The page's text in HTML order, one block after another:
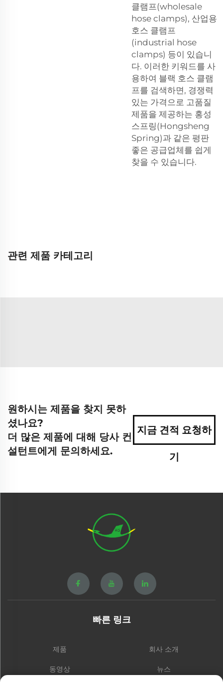
클램프(wholesale
hose clamps), 산업용
호스 클램프
(industrial hose
clamps) 등이 있습니
다. 이러한 키워드를 사
용하여 블랙 호스 클램
프를 검색하면, 경쟁력
있는 가격으로 고품질
제품을 제공하는 홍성
스프링(Hongsheng
Spring)과 같은 평판
좋은 공급업체를 쉽게
찾을 수 있습니다.
관련 제품 카테고리
원하시는 제품을 찾지 못하
셨나요?
더 많은 제품에 대해 당사 컨
설턴트에게 문의하세요.
지금 견적 요청하
기
빠른 링크
제품 회사 소개
동영상 뉴스